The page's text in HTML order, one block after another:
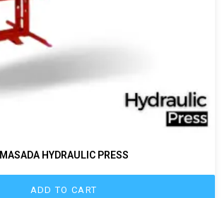
MASADA HYDRAULIC PRESS
ADD TO CART